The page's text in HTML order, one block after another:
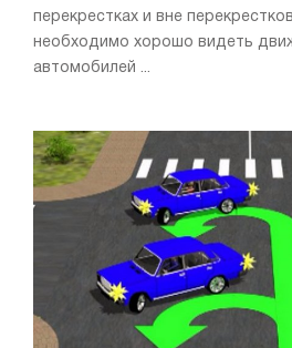
перекрестках и вне
необходимо хорошо видеть
автомобилей ...